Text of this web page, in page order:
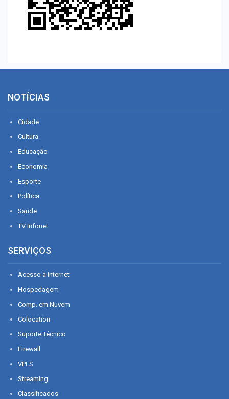
NOTÍCIAS
Cidade
Cultura
Educação
Economia
Esporte
Política
Saúde
TV Infonet
SERVIÇOS
Acesso à Internet
Hospedagem
Comp. em Nuvem
Colocation
Suporte Técnico
Firewall
VPLS
Streaming
Classificados